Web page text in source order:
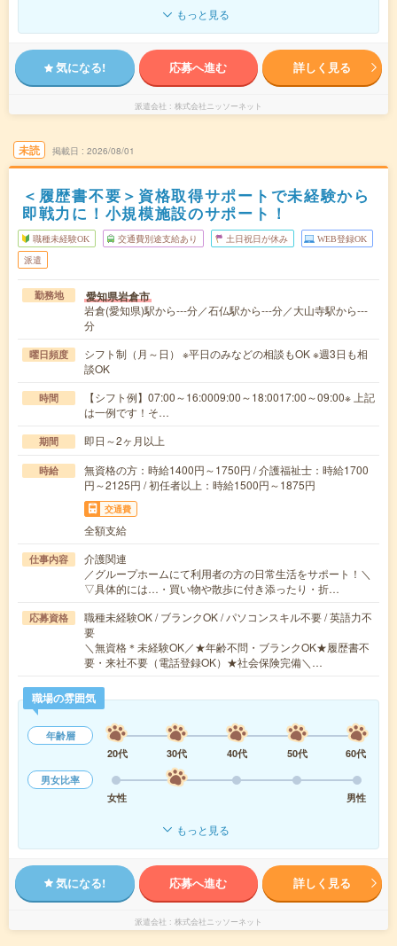
もっと見る
気になる! 応募へ進む 詳しく見る
派遣会社 株式会社ニッソーネット
未読 掲載日 2026/08/01
＜履歴書不要＞資格取得サポートで未経験から
即戦力に！小規模施設のサポート！
職種未経験OK 交通費別途支給あり 土日祝日が休み WEB登録OK
派遣
勤務地 愛知県岩倉市
岩倉(愛知県)駅から---分／石仏駅から---分／大山寺駅から---
分
曜日頻度
シフト制（月～日） ※平日のみなどの相談もOK ※週3日も相
談OK
時間
【シフト例】07:00～16:0009:00～18:0017:00～09:00※ 上記
は一例です！そ…
期間 即日～2ヶ月以上
時給
無資格の方：時給1400円～1750円 / 介護福祉士：時給1700
円～2125円 / 初任者以上：時給1500円～1875円
交通費
全額支給
仕事内容
介護関連
／グループホームにて利用者の方の日常生活をサポート！＼
▽具体的には…・買い物や散歩に付き添ったり・折…
応募資格
職種未経験OK / ブランクOK / パソコンスキル不要 / 英語力不
要
＼無資格＊未経験OK／★年齢不問・ブランクOK★履歴書不
要・来社不要（電話登録OK）★社会保険完備＼…
職場の雰囲気
年齢層
20代
30代 40代 50代
60代
男女比率
女性
男性
もっと見る
気になる! 応募へ進む 詳しく見る
派遣会社 株式会社ニッソーネット